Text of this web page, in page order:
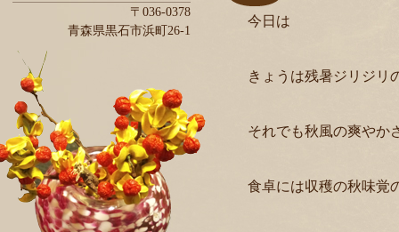
〒036-0378
青森県黒石市浜町26-1
今日は
きょうは残暑ジリジリ
それでも秋風の爽やか
食卓には収穫の秋味覚